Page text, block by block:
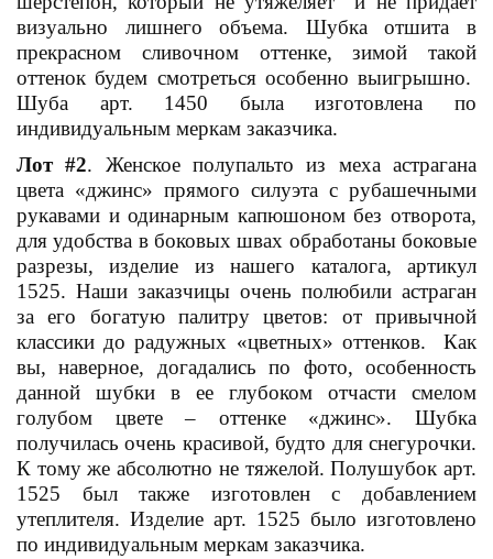
визуально лишнего объема. Шубка отшита в
прекрасном сливочном оттенке, зимой такой
оттенок будем смотреться особенно выигрышно.
Шуба арт. 1450 была изготовлена по
индивидуальным меркам заказчика.
Лот #2. Женское полупальто из меха астрагана
цвета «джинс» прямого силуэта с рубашечными
рукавами и одинарным капюшоном без отворота,
для удобства в боковых швах обработаны боковые
разрезы, изделие из нашего каталога, артикул
1525. Наши заказчицы очень полюбили астраган
за его богатую палитру цветов: от привычной
классики до радужных «цветных» оттенков. Как
вы, наверное, догадались по фото, особенность
данной шубки в ее глубоком отчасти смелом
голубом цвете – оттенке «джинс». Шубка
получилась очень красивой, будто для снегурочки.
К тому же абсолютно не тяжелой. Полушубок арт.
1525 был также изготовлен с добавлением
утеплителя. Изделие арт. 1525 было изготовлено
по индивидуальным меркам заказчика.